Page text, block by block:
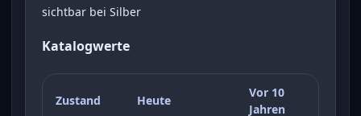
sichtbar bei Silber
Katalogwerte
Zustand Heute
Vor 10
Jahren